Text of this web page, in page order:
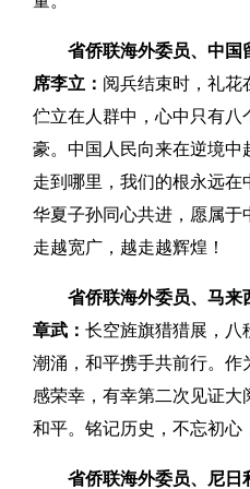
省侨联海外委员、中国
席李立： 阅兵结束时，礼花
伫立在人群中，心中只有八
豪。中国人民向来在逆境
走到哪里，我们的根永远
华夏子孙同心共进，愿属于
走越宽广，越走越辉煌！
省侨联海外委员、马来
章武： 长空旌旗猎猎展，八
潮涌，和平携手共前行。
感荣幸，有幸第二次见证
和平。铭记历史，不忘初心
省侨联海外委员、尼日